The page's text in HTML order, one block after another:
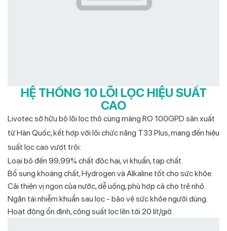
HỆ THỐNG 10 LÕI LỌC HIỆU SUẤT
CAO
Livotec sở hữu bộ lõi lọc thô cùng màng RO 100GPD sản xuất
từ Hàn Quốc, kết hợp với lõi chức năng T33 Plus, mang đến hiệu
suất lọc cao vượt trội:
Loại bỏ đến 99,99% chất độc hại, vi khuẩn, tạp chất.
Bổ sung khoáng chất, Hydrogen và Alkaline tốt cho sức khỏe.
Cải thiện vị ngon của nước, dễ uống, phù hợp cả cho trẻ nhỏ.
Ngăn tái nhiễm khuẩn sau lọc - bảo vệ sức khỏe người dùng.
Hoạt động ổn định, công suất lọc lên tới 20 lít/giờ.